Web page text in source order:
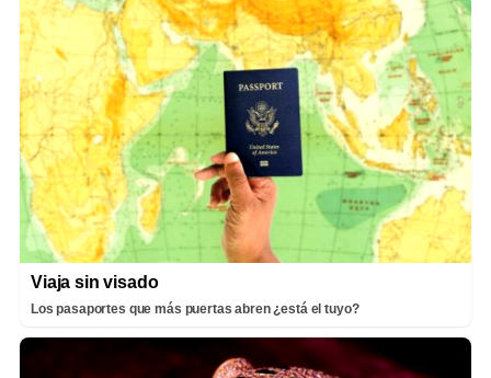
Viaja sin visado
Los pasaportes que más puertas abren ¿está el tuyo?